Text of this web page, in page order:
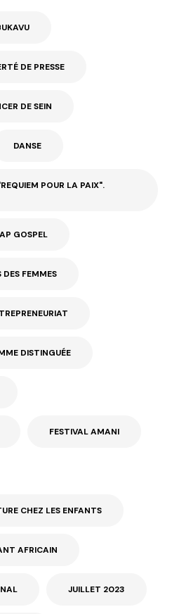
DE PRESSE
DE SEIN
DANSE
POUR LA PAIX".
GOSPEL
DES FEMMES
DISTINGUÉE
FESTIVAL AMANI
CHEZ LES ENFANTS
AFRICAIN
JUILLET 2023